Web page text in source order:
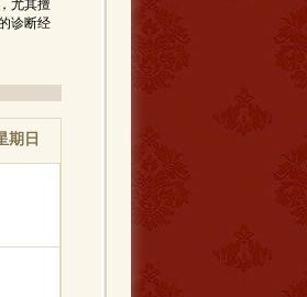
尤其擅
诊断经
期日